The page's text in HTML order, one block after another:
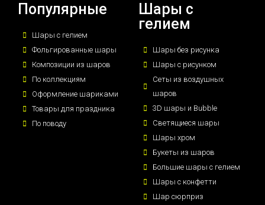
Популярные
Шары с гелием
Фольгированные шары
Композиции из шаров
По коллекциям
Оформление шариками
Товары для праздника
По поводу
Шары с
гелием
Шары без рисунка
Шары с рисунком
Сеты из воздушных
шаров
3D шары и Bubble
Светящиеся шары
Шары хром
Букеты из шаров
Большие шары с гелием
Шары с конфетти
Шар сюрприз